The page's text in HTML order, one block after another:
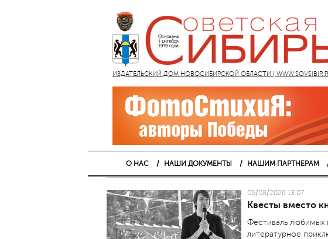
ИЗДАТЕЛЬСКИЙ ДОМ НОВОСИБИРСКОЙ ОБЛАСТИ |
О НАС НАШИ ДОКУМЕНТЫ НАШИМ ПАРТНЕРАМ
05/08/2026 13:07
Квесты вместо
Фестиваль любимых
литературное